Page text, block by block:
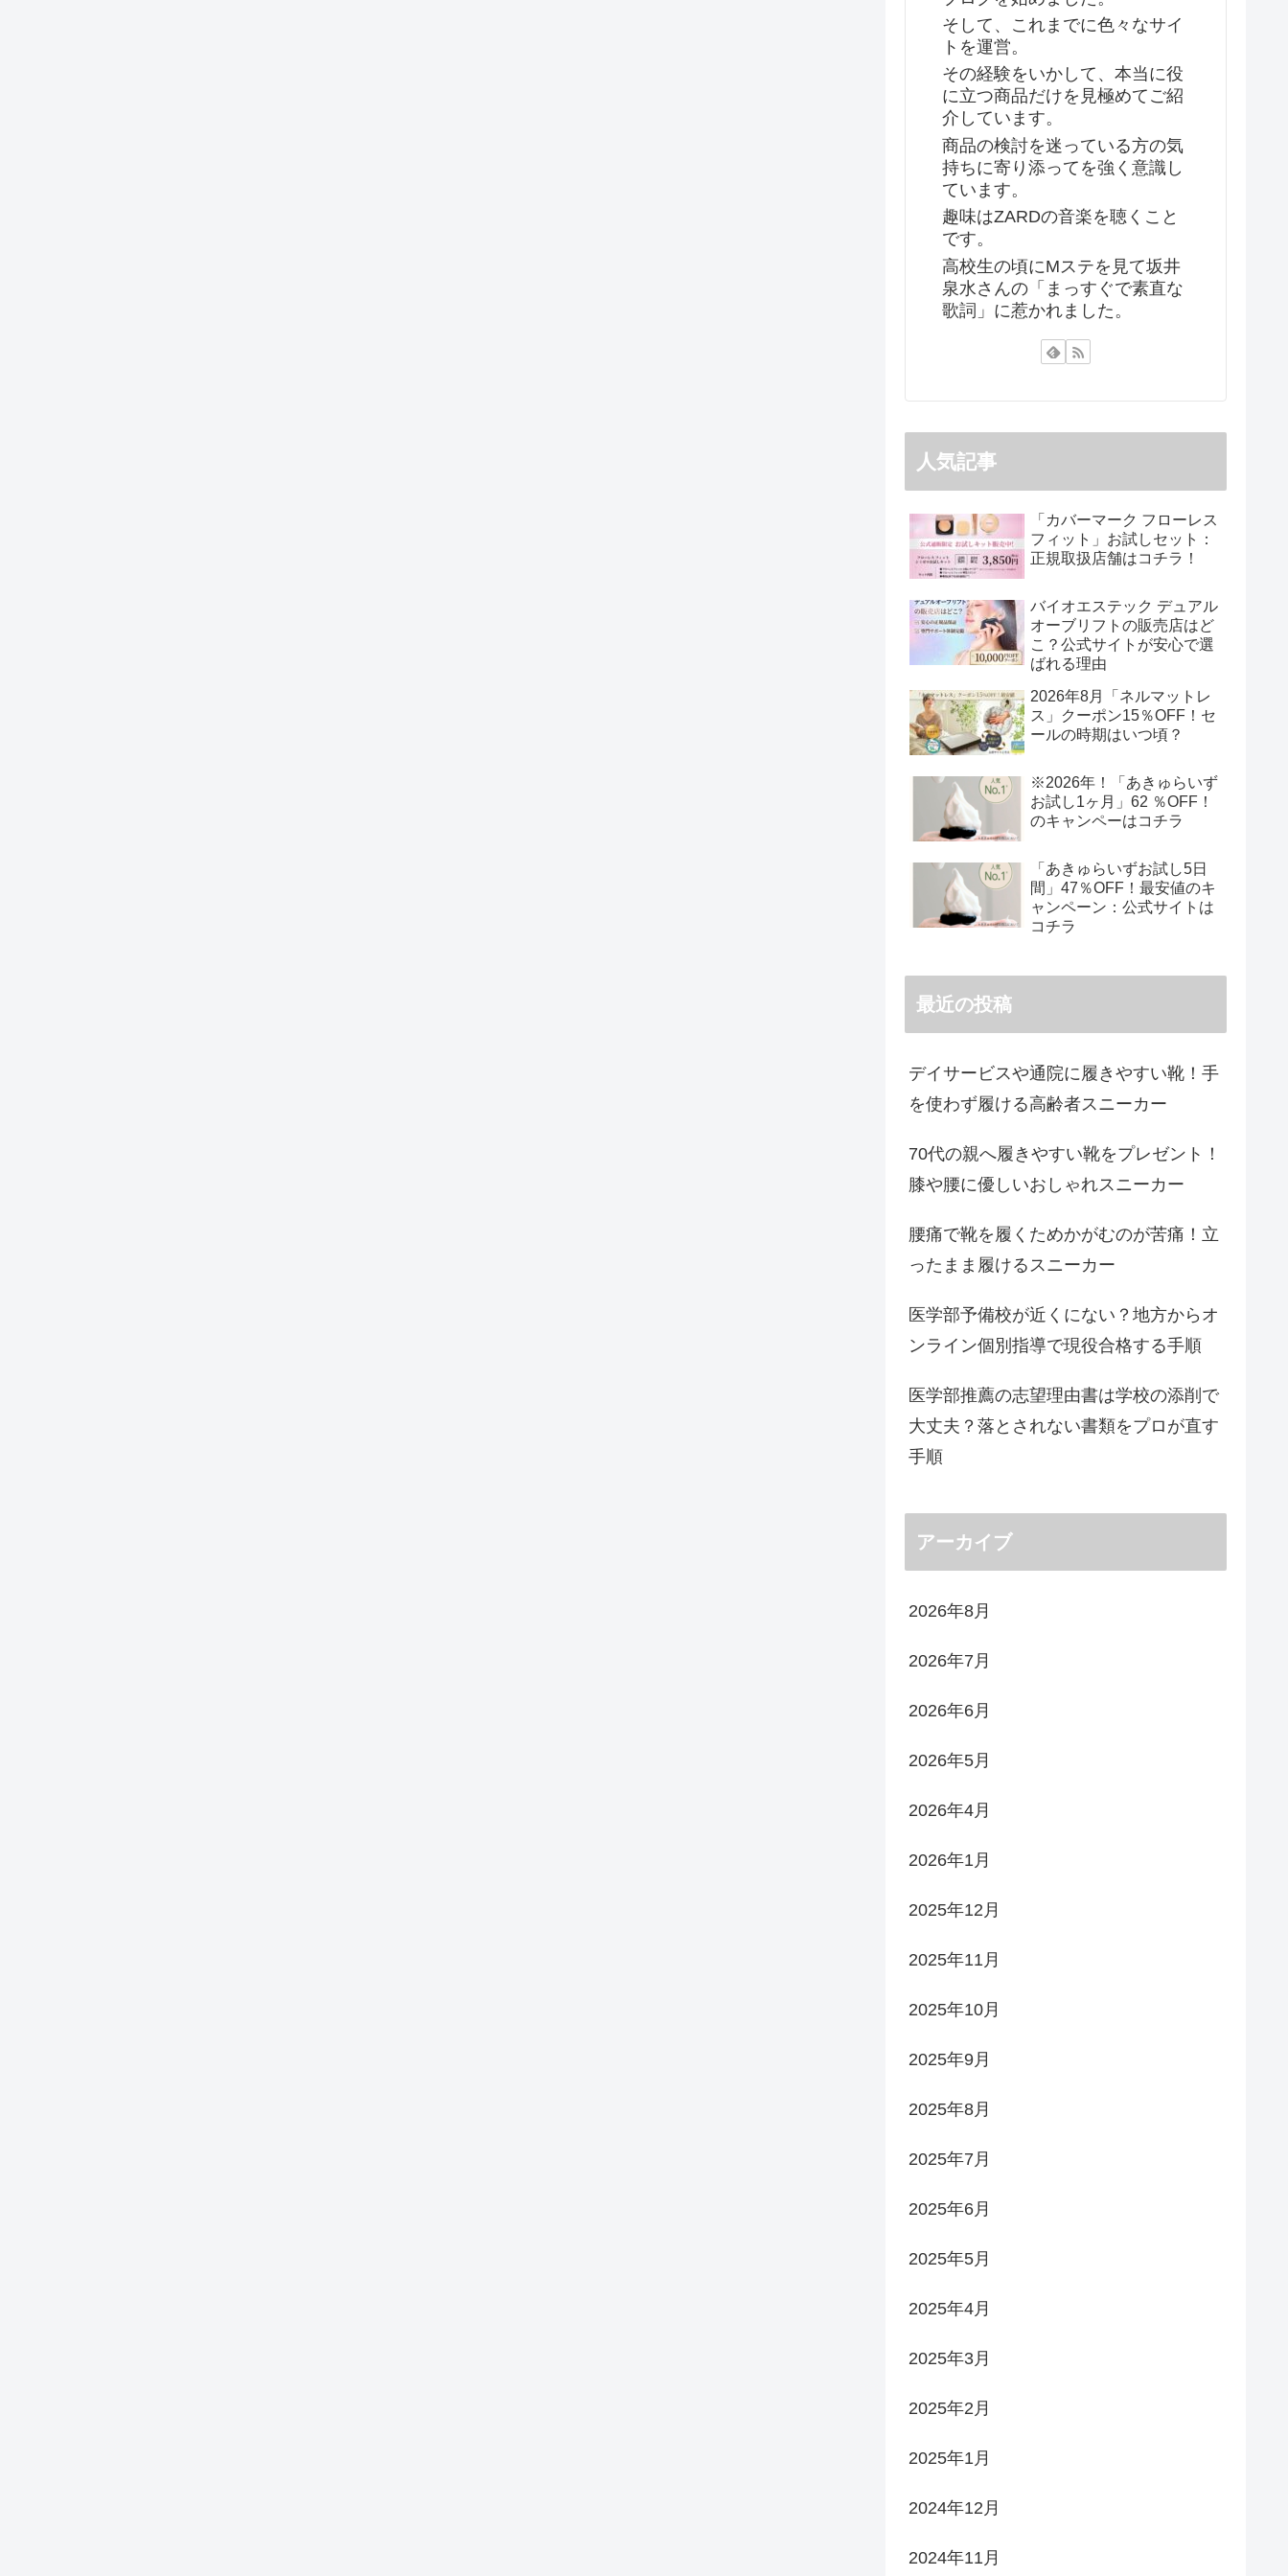
そして、これまでに色々なサイ
トを運営。
その経験をいかして、本当に役
に立つ商品だけを見極めてご紹
介しています。
商品の検討を迷っている方の気
持ちに寄り添ってを強く意識し
ています。
趣味はZARDの音楽を聴くこと
です。
高校生の頃にMステを見て坂井
泉水さんの「まっすぐで素直な
歌詞」に惹かれました。
人気記事
「カバーマーク フローレス
フィット」お試しセット：
正規取扱店舗はコチラ！
バイオエステック デュアル
オーブリフトの販売店はど
こ？公式サイトが安心で選
ばれる理由
2026年8月「ネルマットレ
ス」クーポン15％OFF！セ
ールの時期はいつ頃？
※2026年！「あきゅらいず
お試し1ヶ月」62 ％OFF！
のキャンペーはコチラ
「あきゅらいずお試し5日
間」47％OFF！最安値のキ
ャンペーン：公式サイトは
コチラ
最近の投稿
デイサービスや通院に履きやすい靴！手
を使わず履ける高齢者スニーカー
70代の親へ履きやすい靴をプレゼント！
膝や腰に優しいおしゃれスニーカー
腰痛で靴を履くためかがむのが苦痛！立
ったまま履けるスニーカー
医学部予備校が近くにない？地方からオ
ンライン個別指導で現役合格する手順
医学部推薦の志望理由書は学校の添削で
大丈夫？落とされない書類をプロが直す
手順
アーカイブ
2026年8月
2026年7月
2026年6月
2026年5月
2026年4月
2026年1月
2025年12月
2025年11月
2025年10月
2025年9月
2025年8月
2025年7月
2025年6月
2025年5月
2025年4月
2025年3月
2025年2月
2025年1月
2024年12月
2024年11月